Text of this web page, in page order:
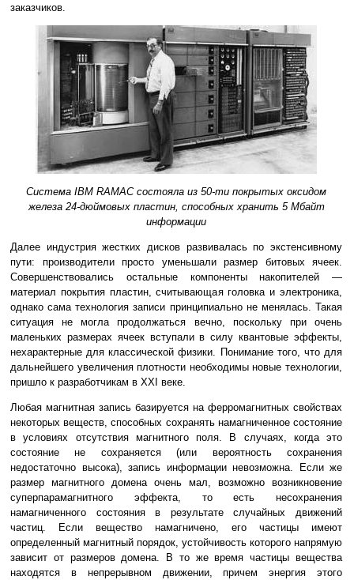
заказчиков.
Система IBM RAMAC состояла из 50-ти покрытых оксидом
железа 24-дюймовых пластин, способных хранить 5 Мбайт
информации
Далее индустрия жестких дисков развивалась по экстенсивному
пути: производители просто уменьшали размер битовых ячеек.
Совершенствовались остальные компоненты накопителей —
материал покрытия пластин, считывающая головка и электроника,
однако сама технология записи принципиально не менялась. Такая
ситуация не могла продолжаться вечно, поскольку при очень
маленьких размерах ячеек вступали в силу квантовые эффекты,
нехарактерные для классической физики. Понимание того, что для
дальнейшего увеличения плотности необходимы новые технологии,
пришло к разработчикам в XXI веке.
Любая магнитная запись базируется на ферромагнитных свойствах
некоторых веществ, способных сохранять намагниченное состояние
в условиях отсутствия магнитного поля. В случаях, когда это
состояние не сохраняется (или вероятность сохранения
недостаточно высока), запись информации невозможна. Если же
размер магнитного домена очень мал, возможно возникновение
суперпарамагнитного эффекта, то есть несохранения
намагниченного состояния в результате случайных движений
частиц. Если вещество намагничено, его частицы имеют
определенный магнитный порядок, устойчивость которого напрямую
зависит от размеров домена. В то же время частицы вещества
находятся в непрерывном движении, причем энергия этого